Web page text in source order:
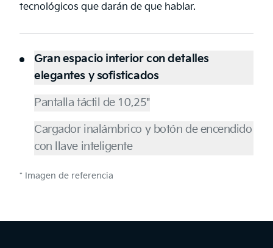
tecnológicos que darán de que hablar.
Gran espacio interior con detalles
elegantes y sofisticados
Pantalla táctil de 10,25"
Cargador inalámbrico y botón de encendido
con llave inteligente
* Imagen de referencia